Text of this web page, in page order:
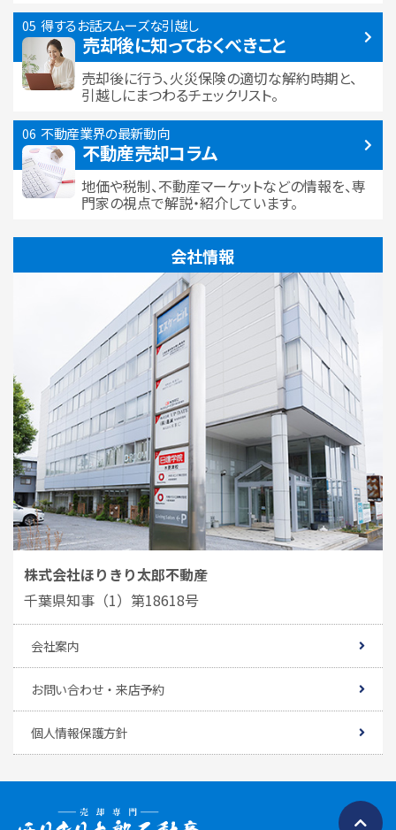
得するお話スムーズな引越し
売却後に知っておくべきこと
売却後に行う、火災保険の適切な解約時期と、
引越しにまつわるチェックリスト。
不動産業界の最新動向
不動産売却コラム
地価や税制、不動産マーケットなどの情報を、専
門家の視点で解説・紹介しています。
会社情報
株式会社ほりきり太郎不動産
千葉県知事（1）第18618号
会社案内
お問い合わせ・来店予約
個人情報保護方針